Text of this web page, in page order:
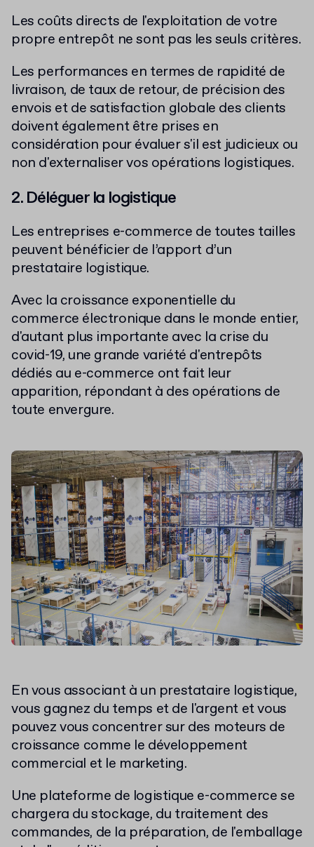
Les coûts directs de l'exploitation de votre
propre entrepôt ne sont pas les seuls critères.
Les performances en termes de rapidité de
livraison, de taux de retour, de précision des
envois et de satisfaction globale des clients
doivent également être prises en
considération pour évaluer s'il est judicieux ou
non d'externaliser vos opérations logistiques.
2. Déléguer la logistique
Les entreprises e-commerce de toutes tailles
peuvent bénéficier de l’apport d’un
prestataire logistique.
Avec la croissance exponentielle du
commerce électronique dans le monde entier,
d'autant plus importante avec la crise du
covid-19, une grande variété d'entrepôts
dédiés au e-commerce ont fait leur
apparition, répondant à des opérations de
toute envergure.
En vous associant à un prestataire logistique,
vous gagnez du temps et de l'argent et vous
pouvez vous concentrer sur des moteurs de
croissance comme le développement
commercial et le marketing.
Une plateforme de logistique e-commerce se
chargera du stockage, du traitement des
commandes, de la préparation, de l'emballage